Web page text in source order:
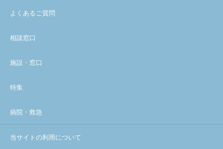
よくあるご質問
相談窓口
施設・窓口
特集
病院・救急
当サイトの利用について